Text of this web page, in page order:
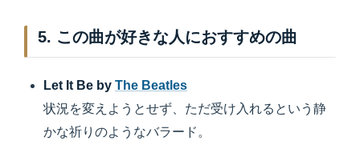
5. この曲が好きな人におすすめの曲
Let It Be byThe Beatles
状況を変えようとせず、ただ受け入れるという静
かな祈りのようなバラード。